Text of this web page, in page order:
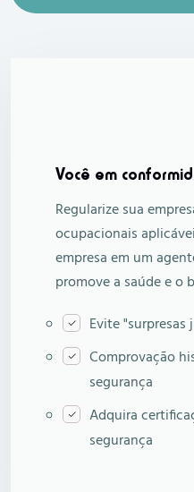
Você em
Regularize sua
ocupacionais
empresa em um
promove a saúde e o
Evite "surpresas
Comprovação
segurança
Adquira
segurança